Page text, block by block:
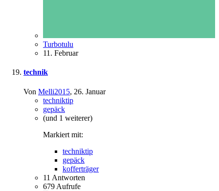
Turbotulu
11. Februar
technik
Von Melli2015, 26. Januar
techniktip
gepäck
(und 1 weiterer)
Markiert mit:
techniktip
gepäck
kofferträger
11 Antworten
679 Aufrufe